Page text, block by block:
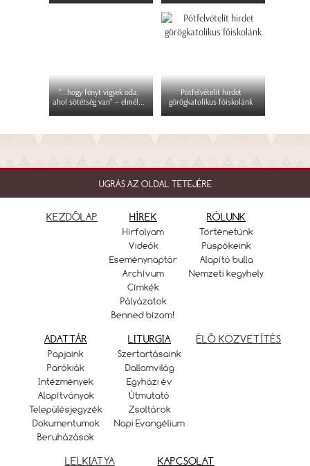
"...hogy fényt vigyek oda,
ahol sötétség van" – elmél...
Pótfelvételit hirdet
görögkatolikus főiskolánk
UGRÁS AZ OLDAL TETEJÉRE
KEZDŐLAP HÍREK
Hírfolyam
Videók
Eseménynaptár
Archívum
Címkék
Pályázatok
Benned bízom!
RÓLUNK
Történetünk
Püspökeink
Alapító bulla
Nemzeti kegyhely
ADATTÁR
Papjaink
Parókiák
Intézmények
Alapítványok
Településjegyzék
Dokumentumok
Beruházások
LITURGIA
Szertartásaink
Dallamvilág
Egyházi év
Útmutató
Zsoltárok
Napi Evangélium
ÉLŐ KÖZVETÍTÉS
LELKIATYA KAPCSOLAT